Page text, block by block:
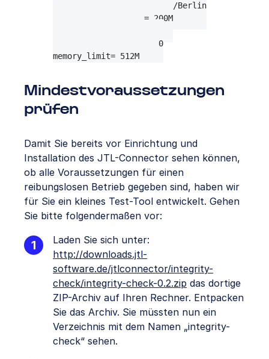
date.timezone= Europe/Berlin
upload_max_filesize= 200M
max_execution_time= 300
memory_limit= 512M
Mindestvoraussetzungen
prüfen
Damit Sie bereits vor Einrichtung und
Installation des JTL-Connector sehen können,
ob alle Voraussetzungen für einen
reibungslosen Betrieb gegeben sind, haben wir
für Sie ein kleines Test-Tool entwickelt. Gehen
Sie bitte folgendermaßen vor:
Laden Sie sich unter:
http://downloads.jtl-
software.de/jtlconnector/integrity-
check/integrity-check-0.2.zip das dortige
ZIP-Archiv auf Ihren Rechner. Entpacken
Sie das Archiv. Sie müssten nun ein
Verzeichnis mit dem Namen „integrity-
check“ sehen.